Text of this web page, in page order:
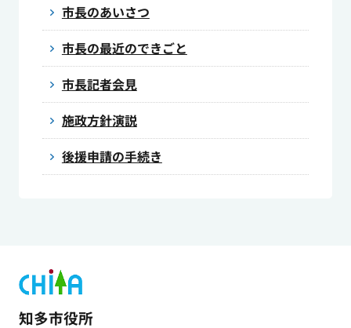
市長のあいさつ
市長の最近のできごと
市長記者会見
施政方針演説
後援申請の手続き
知多市役所